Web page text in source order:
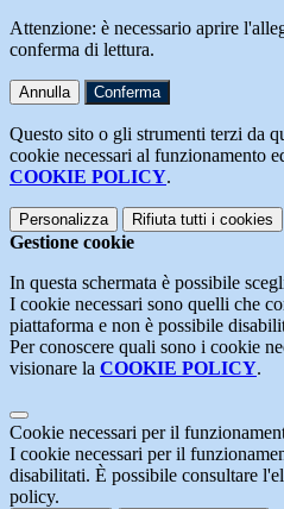
Attenzione: è necessario aprire
conferma di lettura.
Annulla Conferma
Questo sito o gli strumenti terzi da
cookie necessari al funzionamento
COOKIE POLICY.
Personalizza Rifiuta tutti i cookies
Gestione cookie
In questa schermata è possibile
I cookie necessari sono quelli che
piattaforma e non è possibile
Per conoscere quali sono i cookie
visionare la COOKIE POLICY.
Cookie necessari per il
I cookie necessari per il
disabilitati. È possibile consultare
policy.